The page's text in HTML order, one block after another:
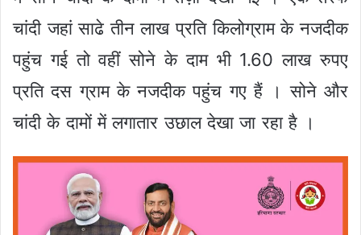
चांदी जहां साढे तीन लाख प्रति किलोग्राम के नजदीक
पहुंच गई तो वहीं सोने के दाम भी 1.60 लाख रुपए
प्रति दस ग्राम के नजदीक पहुंच गए हैं । सोने और
चांदी के दामों में लगातार उछाल देखा जा रहा है ।